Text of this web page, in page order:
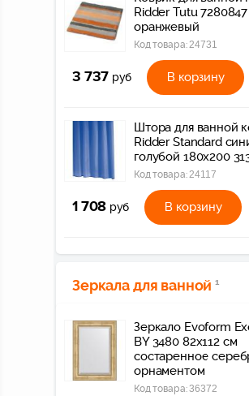
Ridder Tutu 7280847
оранжевый
Код товара:24731
3 737 руб В корзину
Штора для ванной
Ridder Standard
голубой 180x200
Код товара:24117
1 708 руб В корзину
Зеркала для ванной 1
Зеркало Evoform
BY 3480 82x112 см
состаренное
орнаментом
Код товара:36372